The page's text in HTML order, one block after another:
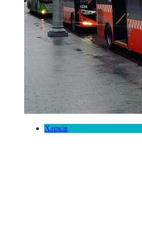
Харків